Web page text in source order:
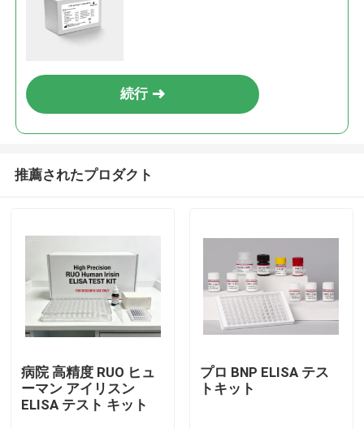
続行
推薦されたプロダクト
病院 高精度 RUO ヒュ
ーマン アイリスン
ELISA テスト キット
プロ BNP ELISA テス
トキット